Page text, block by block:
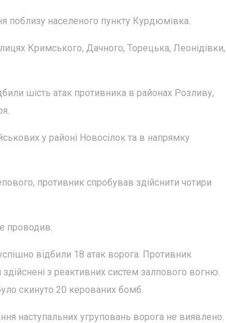
поблизу населеного пункту Курдюмівка.
Кримського, Дачного, Торецька, Леонідівки,
шість атак противника в районах Розливу,
у районі Новосілок та в напрямку
противник спробував здійснити чотири
проводив.
відбили 18 атак ворога. Противник
з реактивних систем залпового вогню.
скинуто 20 керованих бомб.
наступальних угруповань ворога не виявлено.